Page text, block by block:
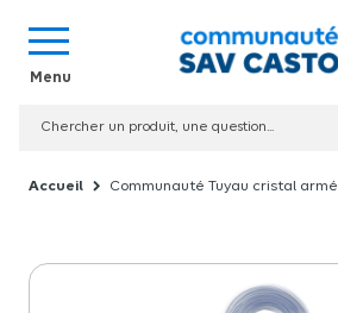
Communauté Tuyau cristal armé